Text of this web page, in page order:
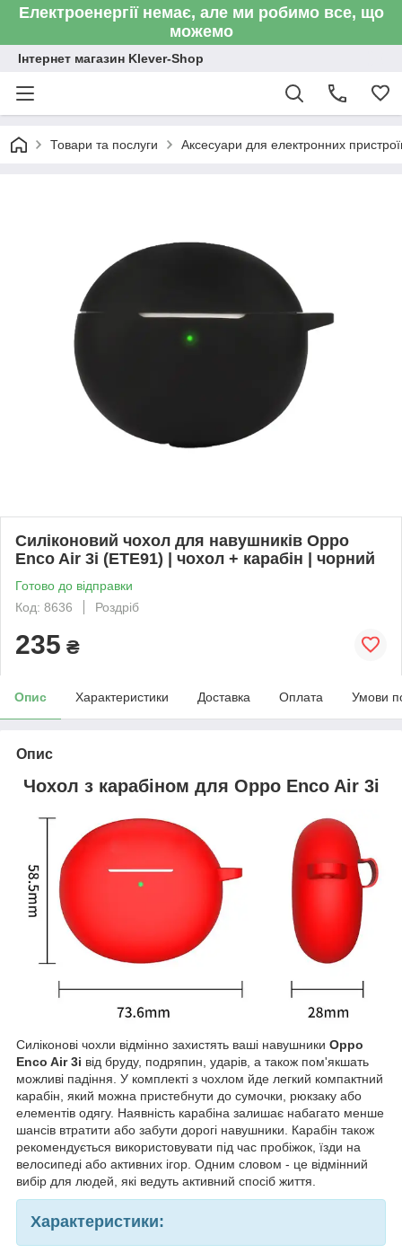
Електроенергії немає, але ми робимо все, що
можемо
Інтернет магазин Klever-Shop
Товари та послуги Аксесуари для електронних
Силіконовий чохол для навушників Oppo
Enco Air 3i (ETE91) | чохол + карабін | чорний
Готово до відправки
Код: 8636
Роздріб
235 ₴
Опис Характеристики Доставка Оплата Умови
Опис
Чохол з карабіном для Oppo Enco Air 3i
Силіконові чохли відмінно захистять ваші навушники Oppo
Enco Air 3i від бруду, подряпин, ударів, а також пом'якшать
можливі падіння. У комплекті з чохлом йде легкий компактний
карабін, який можна пристебнути до сумочки, рюкзаку або
елементів одягу. Наявність карабіна залишає набагато менше
шансів втратити або забути дорогі навушники. Карабін також
рекомендується використовувати під час пробіжок, їзди на
велосипеді або активних ігор. Одним словом - це відмінний
вибір для людей, які ведуть активний спосіб життя.
Характеристики: